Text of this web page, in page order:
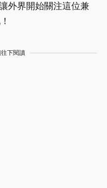
外界開始關注這位兼
下閱讀